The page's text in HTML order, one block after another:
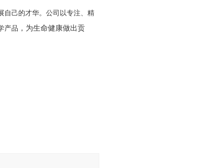
自己的才华。公司以专注、精
产品 ，为生命健康做出贡